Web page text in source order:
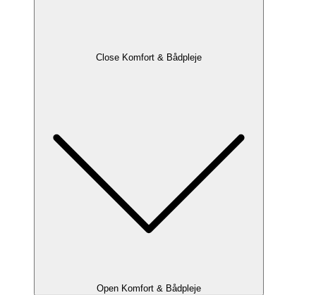
Close Komfort & Bådpleje
Open Komfort & Bådpleje